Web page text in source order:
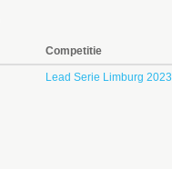
Competitie
Lead Serie Limburg 2023